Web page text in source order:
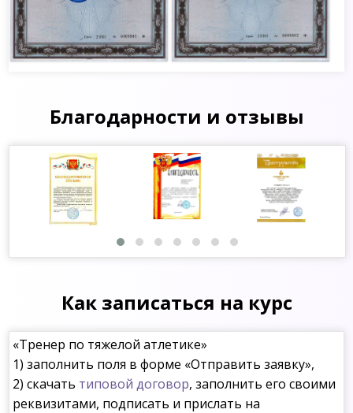
Благодарности и отзывы
Как записаться на курс
«Тренер по тяжелой атлетике»
1) заполнить поля в форме «Отправить заявку»,
2) скачать типовой договор, заполнить его своими
реквизитами, подписать и прислать на